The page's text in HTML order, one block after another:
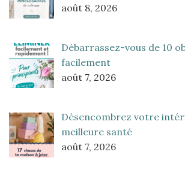
août 8, 2026
Débarrassez-vous de 10
facilement
août 7, 2026
Désencombrez votre
meilleure santé
août 7, 2026